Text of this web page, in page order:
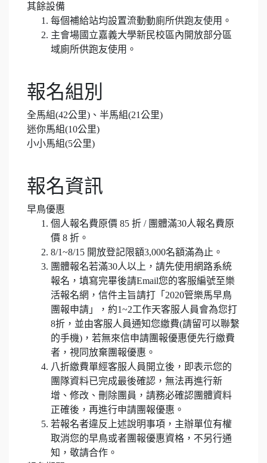
其餘設備
每個補給站均設置流動動廁所供跑友使用。
主會場國立嘉義大學新民校區內開放部分區
域廁所供跑友使用。
報名組別
全馬組(42公里)、半馬組(21公里)
迷你馬組(10公里)
小小馬組(5公里)
報名資訊
早鳥優惠
個人報名費原價 85 折 / 團體滿30人報名費原
價 8 折。
8/1~8/15 開放登記限額3,000名額滿為止。
團體報名若滿30人以上，請先使用網路系統
報名，填寫完畢後請Email您的客服編號至樂
活報名網，信件主旨請打「2020管樂馬早鳥
團報申請」，約1~2工作天客服人員會為您打
8折，並由客服人員通知您繳費(請留可以聯繫
的手機)，若無來信申請團報優惠便先行繳費
者，視同放棄團報優惠。
八折繳費單經客服人員開立後，即表示您的
團隊資料已完成最後確認，無法再進行新
增、修改、刪除團員，請務必確認團體資料
正確後，再進行申請團報優惠。
若報名者違反上述說明事項，主辦單位有權
取消您的早鳥或者團報優惠資格，不另行通
知，敬請合作。